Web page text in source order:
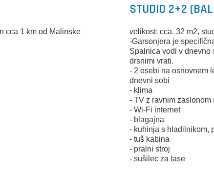
cca 1 km od Malinske
STUDIO 2+2
velikost: cca. 32 m2,
-Garsonjera je
Spalnica vodi v dnevno
drsnimi vrati.
- 2 osebi na osnovnem
dnevni sobi
- klima
- TV z ravnim zaslonom
- Wi-Fi internet
- blagajna
- kuhinja s hladilnikom,
- tuš kabina
- pralni stroj
- sušilec za lase